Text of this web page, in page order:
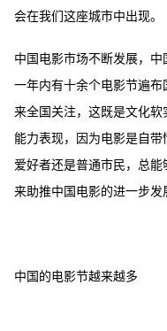
会在我们这座城市中出现。
中国电影市场不断发展，中
一年内有十余个电影节遍布
来全国关注，这既是文化
能力表现，因为电影是自带
爱好者还是普通市民，总
来助推中国电影的进一步发
中国的电影节越来越多